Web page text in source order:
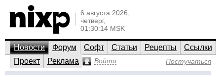
6 августа 2026,
четверг,
01:30:14 MSK
Новости Форум Софт Статьи Рецепты
Ссылки
Проект
Реклама Войти Постучаться